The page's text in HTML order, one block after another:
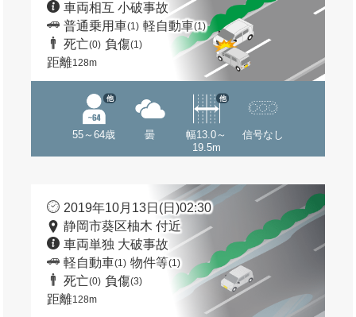
車両相互 小破事故
普通乗用車(1) 軽自動車(1)
死亡(0) 負傷(1)
距離128m
55～64歳
他
曇
幅13.0～
19.5m
他
信号なし
2019年10月13日(日)02:30
静岡市葵区柚木 付近
車両単独 大破事故
軽自動車(1) 物件等(1)
死亡(0) 負傷(3)
距離128m